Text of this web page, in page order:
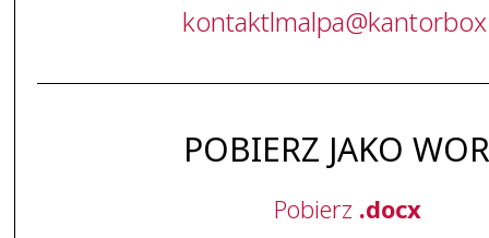
kontaktlmalpa@kantorbox
POBIERZ JAKO
Pobierz .docx